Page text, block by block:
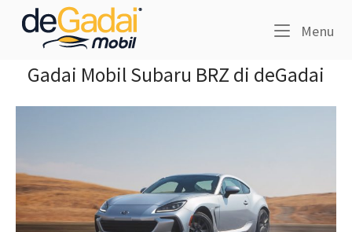
content
Home
Menu
Gadai Mobil Subaru BRZ di deGadai